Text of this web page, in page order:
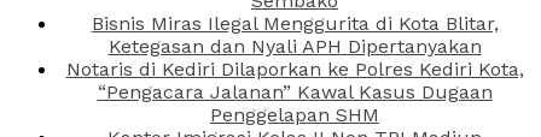
Bisnis Miras Ilegal Menggurita di Kota Blitar,
Ketegasan dan Nyali APH Dipertanyakan
Notaris di Kediri Dilaporkan ke Polres Kediri Kota,
“Pengacara Jalanan” Kawal Kasus Dugaan
Penggelapan SHM